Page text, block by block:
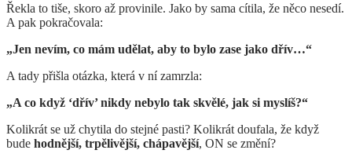
Řekla to tiše, skoro až provinile. Jako by sama cítila, že něco nesedí.
A pak pokračovala:
„Jen nevím, co mám udělat, aby to bylo zase jako dřív…“
A tady přišla otázka, která v ní zamrzla:
„A co když ‘dřív’ nikdy nebylo tak skvělé, jak si myslíš?“
Kolikrát se už chytila do stejné pasti? Kolikrát doufala, že když
bude hodnější, trpělivější, chápavější, ON se změní?